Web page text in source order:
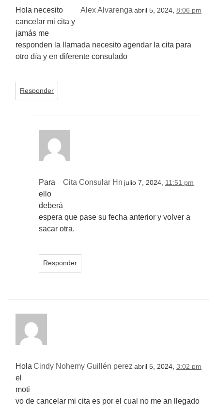
Alex Alvarenga abril 5, 2024, 8:06 pm
Hola necesito
cancelar mi cita y
jamás me
responden la llamada necesito agendar la cita para
otro día y en diferente consulado
Responder
Cita Consular Hn julio 7, 2024, 11:51 pm
Para
ello
deberá
espera que pase su fecha anterior y volver a
sacar otra.
Responder
Cindy Nohemy Guillén perez abril 5, 2024, 3:02 pm
Hola
el
moti
vo de cancelar mi cita es por el cual no me an llegado